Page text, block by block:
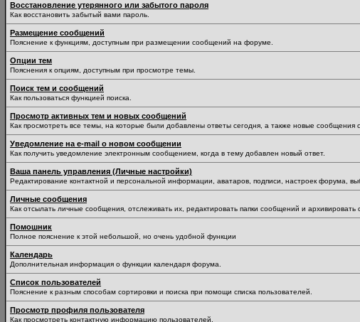
Восстановление утерянного или забытого пароля
Как восстановить забытый вами пароль.
Размещение сообщений
Пояснение к функциям, доступным при размещении сообщений на форуме.
Опции тем
Пояснения к опциям, доступным при просмотре темы.
Поиск тем и сообщений
Как пользоваться функцией поиска.
Просмотр активных тем и новых сообщений
Как просмотреть все темы, на которые были добавлены ответы сегодня, а также новые сообщения
Уведомление на е-mail о новом сообщении
Как получить уведомление электронным сообщением, когда в тему добавлен новый ответ.
Ваша панель управления (Личные настройки)
Редактирование контактной и персональной информации, аватаров, подписи, настроек форума,
Личные сообщения
Как отсылать личные сообщения, отслеживать их, редактировать папки сообщений и архивировать
Помошник
Полное пояснение к этой небольшой, но очень удобной функции
Календарь
Дополнительная информация о функции календаря форума.
Список пользователей
Пояснение к разным способам сортировки и поиска при помощи списка пользователей.
Просмотр профиля пользователя
Как просмотреть контактную информацию пользователей.